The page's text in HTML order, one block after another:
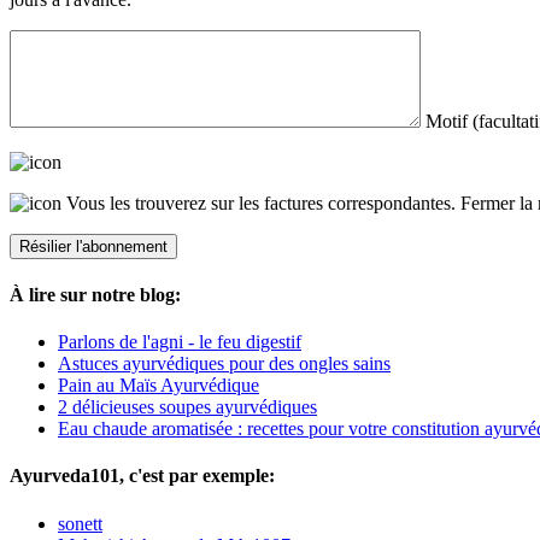
Motif
Vous les trouverez sur les factures correspondantes. Fermer la
À lire sur notre blog:
Parlons de l'agni - le feu digestif
Astuces ayurvédiques pour des ongles sains
Pain au Maïs Ayurvédique
2 délicieuses soupes ayurvédiques
Eau chaude aromatisée : recettes pour votre constitution
Ayurveda101, c'est par exemple:
sonett